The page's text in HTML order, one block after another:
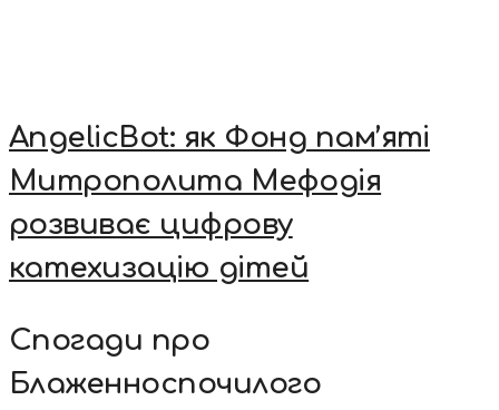
AngelicBot: як Фонд пам’яті
Митрополита Мефодія
розвиває цифрову
катехизацію дітей
Спогади про
Блаженноспочилого